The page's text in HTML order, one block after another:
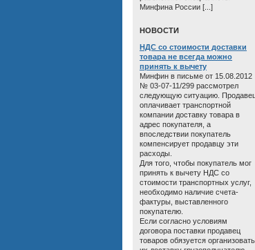
Минфина России [...]
HОВОСТИ
НДС со стоимости доставки
товара не всегда можно
принять к вычету
Минфин в письме от 15.08.2012
№ 03-07-11/299 рассмотрел
следующую ситуацию.
оплачивает транспортной
компании доставку товара в
адрес покупателя, а
впоследствии покупатель
компенсирует продавцу эти
расходы.
Для того, чтобы покупатель мог
принять к вычету НДС со
стоимости транспортных услуг,
необходимо наличие счета-
фактуры, выставленного
покупателю.
Если согласно условиям
договора поставки продавец
товаров обязуется организовать